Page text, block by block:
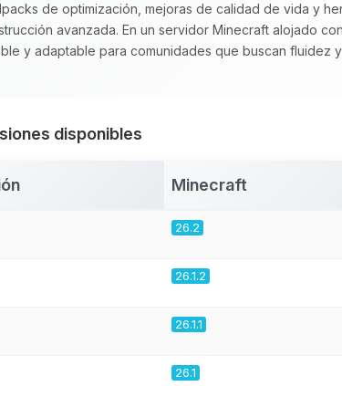
de optimización, mejoras de calidad de vida y
avanzada. En un servidor Minecraft alojado con
y adaptable para comunidades que buscan fluidez
disponibles
Minecraft
26.2
26.1.2
26.1.1
26.1